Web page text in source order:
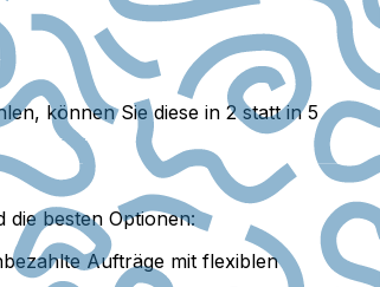
können Sie diese in 2 statt in 5
besten Optionen:
Aufträge mit flexiblen